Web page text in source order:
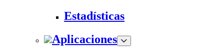
Estadísticas
Aplicaciones